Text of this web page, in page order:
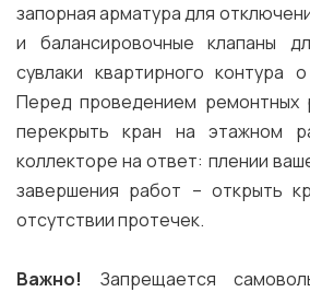
запорная арматура для
и балансировочные клапаны
сувлаки квартирного контура
Перед проведением ремонтных
перекрыть кран на этажном
коллекторе на ответ: плении
завершения работ – открыть
отсутствии протечек.
Важно! Запрещается